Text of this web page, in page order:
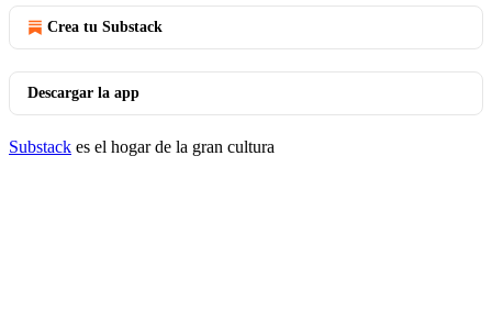
Crea tu Substack
Descargar la app
Substack es el hogar de la gran cultura